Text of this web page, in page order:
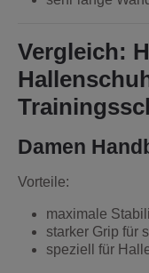
Vergleich:
Damen
Vorteile:
maximale
starker Grip für
speziell für